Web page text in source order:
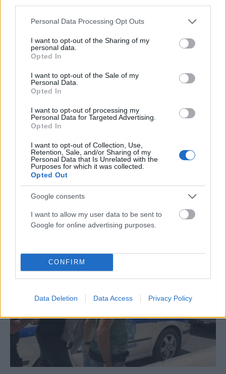
Please note that this website/app uses one or more Google
not limited to your visit or usage behaviour. You may click to
grant or deny consent to Google and its third-party tags to
use your data for below specified purposes in below Google
consent section.
Personal Data Processing Opt Outs
I want to opt-out of the Sharing of my
personal data.
Opted In
I want to opt-out of the Sale of my
Personal Data.
Opted In
I want to opt-out of processing my
Personal Data for Targeted Advertising.
Opted In
I want to opt-out of Collection, Use,
Retention, Sale, and/or Sharing of my
Personal Data that Is Unrelated with the
Purposes for which it was collected.
Opted Out
Google consents
I want to allow my user data to be sent to
Google for online advertising purposes.
CONFIRM
Data Deletion Data Access Privacy Policy
Πώς επικοινωνούν τα ελικόπτερα όταν δίνουν τη μάχη
με τις φλόγες (VIDEO)
ΑΝΑΡΤΗΘΗΚΕ ΑΠΟ GMYLONAS 7 ΑΥΓΟΎΣΤΟΥ 2026